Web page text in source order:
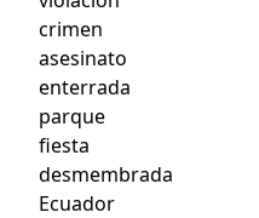
crimen
asesinato
enterrada
parque
fiesta
desmembrada
Ecuador